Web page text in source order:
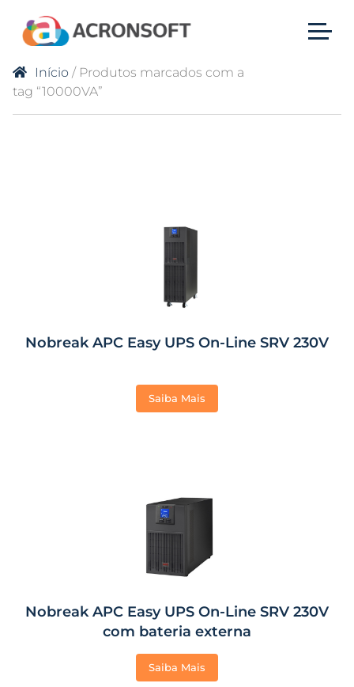
Início / Produtos marcados com a
tag “10000VA”
Nobreak APC Easy UPS On-Line SRV 230V
Saiba Mais
Nobreak APC Easy UPS On-Line SRV 230V
com bateria externa
Saiba Mais